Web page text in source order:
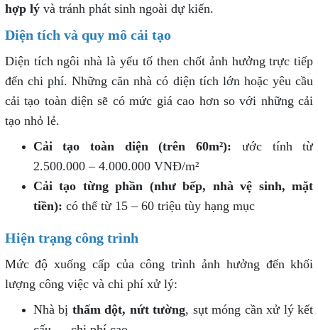
hợp lývà tránh phát sinh ngoài dự kiến.
Diện tích và quy mô cải tạo
Diện tích ngôi nhà là yếu tố then chốt ảnh hưởng trực tiếp
đến chi phí. Những căn nhà có diện tích lớn hoặc yêu cầu
cải tạo toàn diện sẽ có mức giá cao hơn so với những cải
tạo nhỏ lẻ.
Cải tạo toàn diện (trên 60m²): ước tính từ
2.500.000 – 4.000.000 VNĐ/m²
Cải tạo từng phần (như bếp, nhà vệ sinh, mặt
tiền): có thể từ 15 – 60 triệu tùy hạng mục
Hiện trạng công trình
Mức độ xuống cấp của công trình ảnh hưởng đến khối
lượng công việc và chi phí xử lý:
Nhà bị thấm dột, nứt tường, sụt móng cần xử lý kết